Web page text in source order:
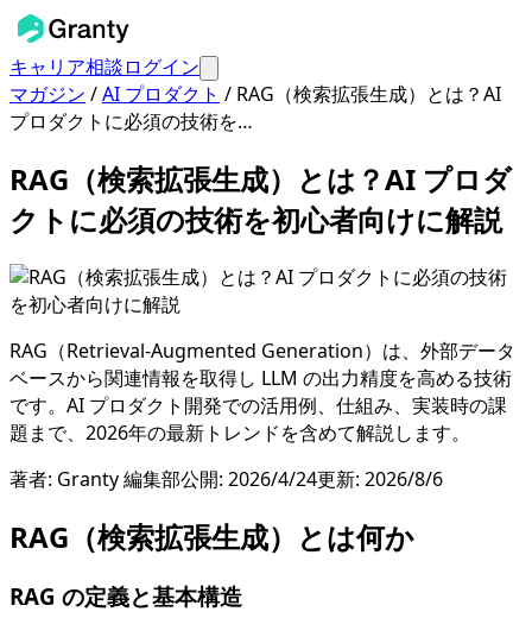
キャリア相談ログイン
マガジン /AI プロダクト / RAG（検索拡張生成）とは？AI
プロダクトに必須の技術を…
RAG（検索拡張生成）とは？AI プロダ
クトに必須の技術を初心者向けに解説
RAG（Retrieval-Augmented Generation）は、外部データ
ベースから関連情報を取得し LLM の出力精度を高める技術
です。AI プロダクト開発での活用例、仕組み、実装時の課
題まで、2026年の最新トレンドを含めて解説します。
著者: Granty 編集部公開: 2026/4/24更新: 2026/8/6
RAG（検索拡張生成）とは何か
RAG の定義と基本構造